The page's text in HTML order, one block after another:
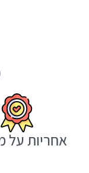
אחריות על